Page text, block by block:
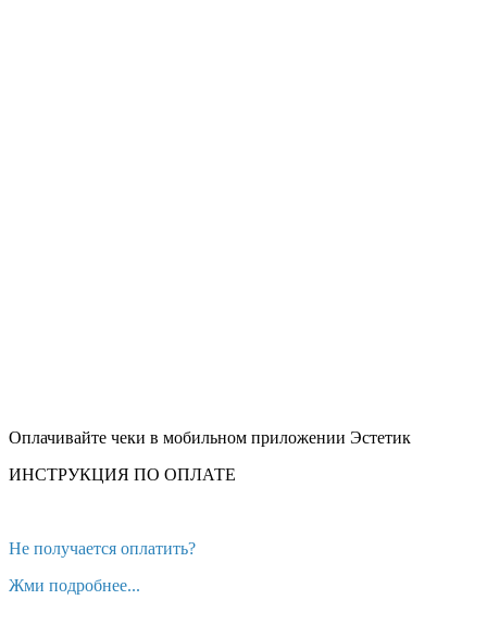
Оплачивайте чеки в мобильном приложении Эстетик
ИНСТРУКЦИЯ ПО ОПЛАТЕ
Не получается оплатить?
Жми подробнее...